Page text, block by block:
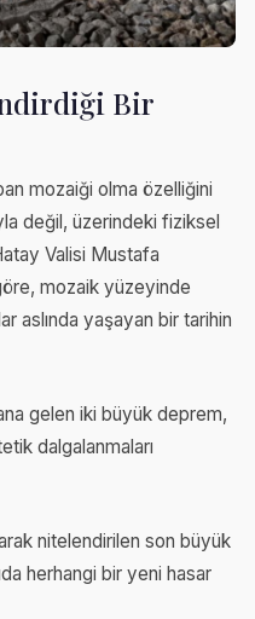
Bir
mozaiği olma özelliğini
değil, üzerindeki fiziksel
Valisi Mustafa
göre, mozaik yüzeyinde
aslında yaşayan bir tarihin
gelen iki büyük deprem,
dalgalanmaları
nitelendirilen son büyük
herhangi bir yeni hasar